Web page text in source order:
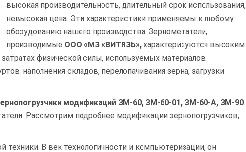
высокая производительность, длительный срок использования,
невысокая цена. Эти характеристики применяемы к любому
оборудованию нашего производства. Зернометатели,
производимые ООО «МЗ «ВИТЯЗЬ», характеризуются высоким
физической силы, используемых материалов.
наполнения складов, перелопачивания зерна, загрузки
модификаций ЗМ-60, ЗМ-60-01, ЗМ-60-А, ЗМ-90.
Рассмотрим подробнее модификации зернопогрузчиков,
В век технологичности и компьютеризации, он